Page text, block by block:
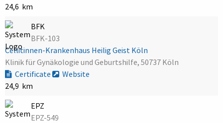
24,6 km
BFK
BFK-103
Cellitinnen-Krankenhaus Heilig Geist Köln
Klinik für Gynäkologie und Geburtshilfe, 50737 Köln
Certificate
Website
24,9 km
EPZ
EPZ-549